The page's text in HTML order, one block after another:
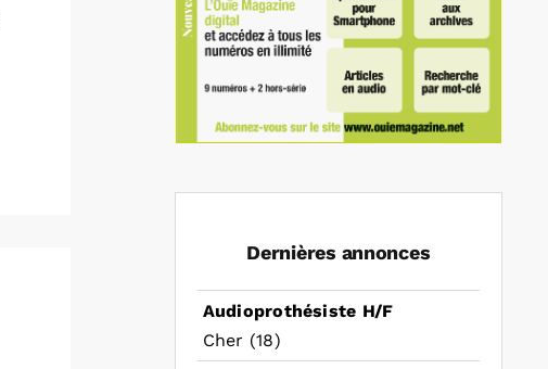
Dernières annonces
Audioprothésiste H/F
Cher (18)